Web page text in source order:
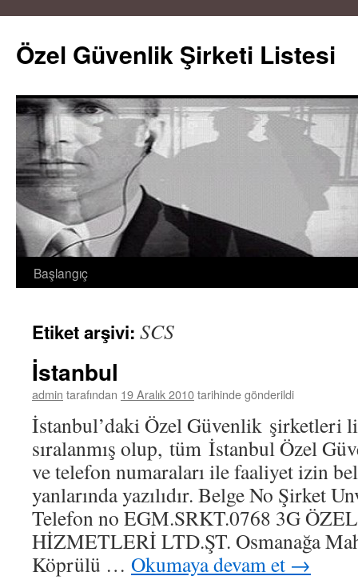
Özel Güvenlik Şirketi Listesi
İçeriğe
Başlangıç
Etiket arşivi: SCS
İstanbul
admin tarafından 19 Aralık 2010tarihinde gönderildi
İstanbul’daki Özel Güvenlik şirketleri
sıralanmış olup, tüm İstanbul Özel
ve telefon numaraları ile faaliyet izin
yanlarında yazılıdır. Belge No Şirket
Telefon no EGM.SRKT.0768 3G
HİZMETLERİ LTD.ŞT. Osmanağa
Köprülü … Okumaya devam et →